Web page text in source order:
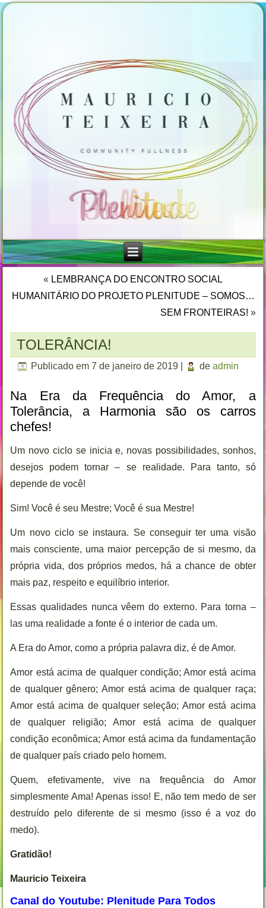
« LEMBRANÇA DO ENCONTRO SOCIAL
HUMANITÁRIO DO PROJETO PLENITUDE – SOMOS…
SEM FRONTEIRAS! »
TOLERÂNCIA!
Publicado em 7 de janeiro de 2019 de admin
Na Era da Frequência do Amor, a
Tolerância, a Harmonia são os carros
chefes!
Um novo ciclo se inicia e, novas possibilidades, sonhos,
desejos podem tornar – se realidade. Para tanto, só
depende de você!
Sim! Você é seu Mestre; Você é sua Mestre!
Um novo ciclo se instaura. Se conseguir ter uma visão
mais consciente, uma maior percepção de si mesmo, da
própria vida, dos próprios medos, há a chance de obter
mais paz, respeito e equilíbrio interior.
Essas qualidades nunca vêem do externo. Para torna –
las uma realidade a fonte é o interior de cada um.
A Era do Amor, como a própria palavra diz, é de Amor.
Amor está acima de qualquer condição; Amor está acima
de qualquer gênero; Amor está acima de qualquer raça;
Amor está acima de qualquer seleção; Amor está acima
de qualquer religião; Amor está acima de qualquer
condição econômica; Amor está acima da fundamentação
de qualquer país criado pelo homem.
Quem, efetivamente, vive na frequência do Amor
simplesmente Ama! Apenas isso! E, não tem medo de ser
destruído pelo diferente de si mesmo (isso é a voz do
medo).
Gratidão!
Mauricio Teixeira
Canal do Youtube: Plenitude Para Todos